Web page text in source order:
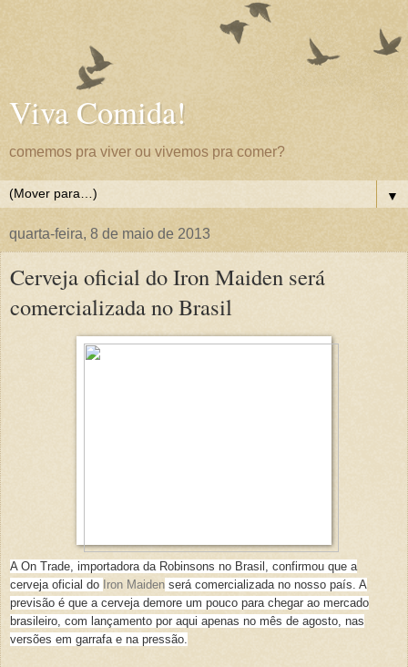
Viva Comida!
comemos pra viver ou vivemos pra comer?
▼
quarta-feira, 8 de maio de 2013
Cerveja oficial do Iron Maiden será
comercializada no Brasil
A On Trade, importadora da Robinsons no Brasil, confirmou que a
cerveja oficial do Iron Maiden será comercializada no nosso país. A
previsão é que a cerveja demore um pouco para chegar ao mercado
brasileiro, com lançamento por aqui apenas no mês de agosto, nas
versões em garrafa e na pressão.